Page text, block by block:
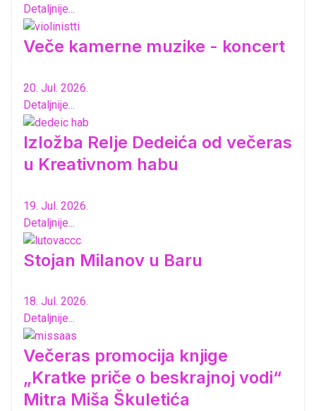
Detaljnije...
Veče kamerne muzike - koncert
20. Jul. 2026.
Detaljnije...
Izložba Relje Dedeića od večeras
u Kreativnom habu
19. Jul. 2026.
Detaljnije...
Stojan Milanov u Baru
18. Jul. 2026.
Detaljnije...
Večeras promocija knjige
„Kratke priče o beskrajnoj vodi“
Mitra Miša Škuletića